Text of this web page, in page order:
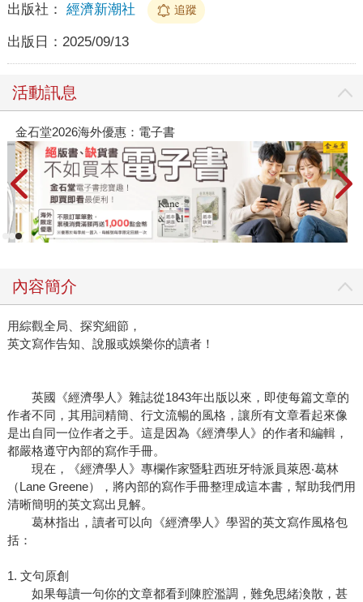
出版社： 經濟新潮社 追蹤
出版日： 2025/09/13
活動訊息
春光ｘ奇幻基地｜全書系展
內容簡介
用綜觀全局、探究細節，
英文寫作告知、說服或娛樂你的讀者！
英國《經濟學人》雜誌從1843年出版以來，即使每篇文章的
作者不同，其用詞精簡、行文流暢的風格，讓所有文章看起來像
是出自同一位作者之手。這是因為《經濟學人》的作者和編輯，
都嚴格遵守內部的寫作手冊。
現在，《經濟學人》專欄作家暨駐西班牙特派員萊恩‧葛林
（Lane Greene），將內部的寫作手冊整理成這本書，幫助我們用
清晰簡明的英文寫出見解。
葛林指出，讀者可以向《經濟學人》學習的英文寫作風格包
括：
1. 文句原創
如果每讀一句你的文章都看到陳腔濫調，難免思緒渙散，甚